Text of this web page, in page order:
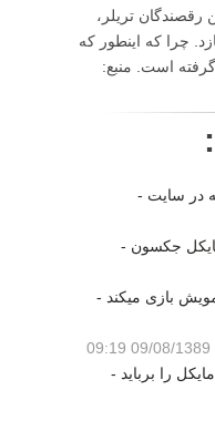
رقصندگان تریلر،
چرا که اینطور که
است. منبع:
در سایت -
جکسون -
بازی میکند -
09/08/1389 09:19
را برباید -